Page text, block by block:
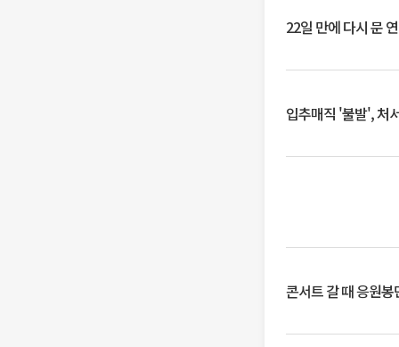
22일 만에 다시 문
입추매직 '불발', 처
콘서트 갈 때 응원